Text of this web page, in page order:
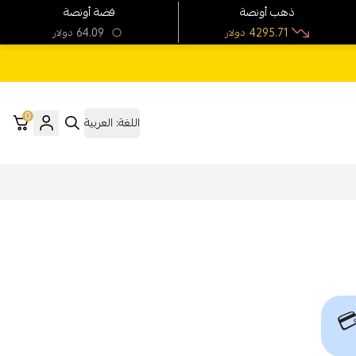
اللغة: العربية 0
فضة أونصة
دولار 64.09
ذهب أونصة
دولار 4295.71